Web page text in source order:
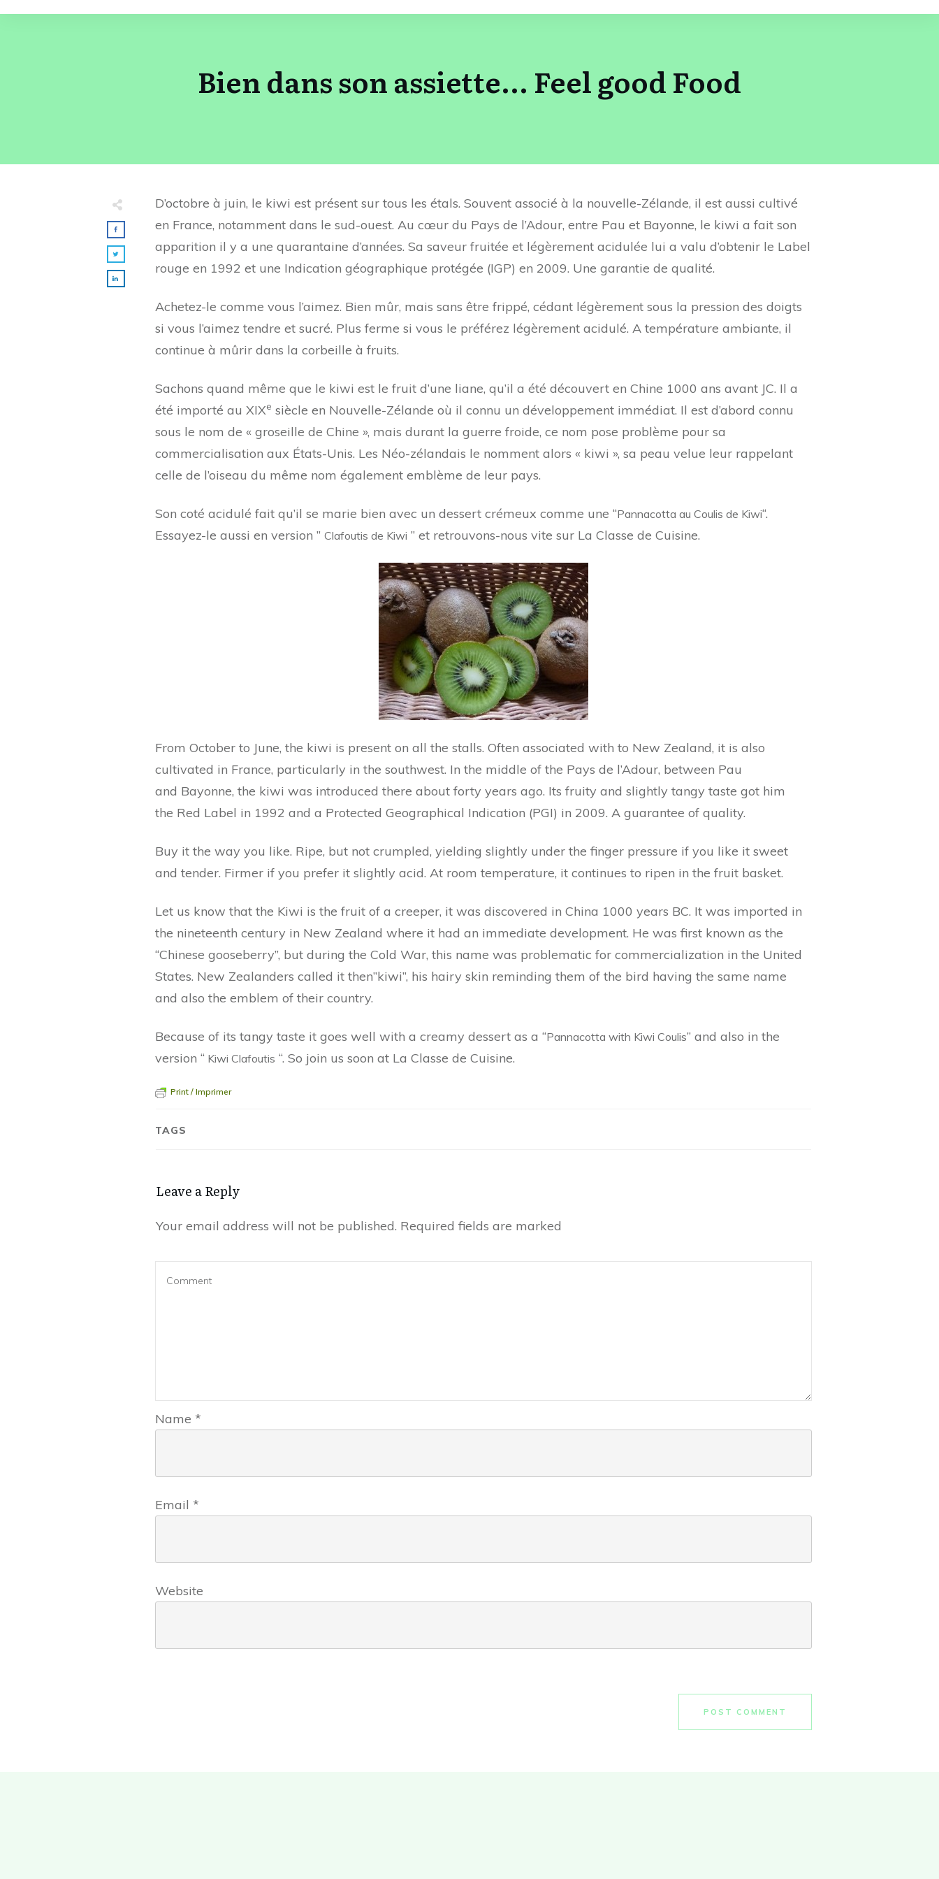
Bien dans son assiette... Feel good Food
D’octobre à juin, le kiwi est présent sur tous les étals. Souvent associé à la nouvelle-Zélande, il est aussi cultivé
en France, notamment dans le sud-ouest. Au cœur du Pays de l’Adour, entre Pau et Bayonne, le kiwi a fait son
apparition il y a une quarantaine d’années. Sa saveur fruitée et légèrement acidulée lui a valu d’obtenir le Label
rouge en 1992 et une Indication géographique protégée (IGP) en 2009. Une garantie de qualité.
Achetez-le comme vous l’aimez. Bien mûr, mais sans être frippé, cédant légèrement sous la pression des doigts
si vous l’aimez tendre et sucré. Plus ferme si vous le préférez légèrement acidulé. A température ambiante, il
continue à mûrir dans la corbeille à fruits.
Sachons quand même que le kiwi est le fruit d’une liane, qu’il a été découvert en Chine 1000 ans avant JC. Il a
été importé au XIXe siècle en Nouvelle-Zélande où il connu un développement immédiat. Il est d’abord connu
sous le nom de « groseille de Chine », mais durant la guerre froide, ce nom pose problème pour sa
commercialisation aux États-Unis. Les Néo-zélandais le nomment alors « kiwi », sa peau velue leur rappelant
celle de l’oiseau du même nom également emblème de leur pays.
Son coté acidulé fait qu’il se marie bien avec un dessert crémeux comme une “Pannacotta au Coulis de Kiwi“.
Essayez-le aussi en version ” Clafoutis de Kiwi ” et retrouvons-nous vite sur La Classe de Cuisine.
From October to June, the kiwi is present on all the stalls. Often associated with to New Zealand, it is also
cultivated in France, particularly in the southwest. In the middle of the Pays de l’Adour, between Pau
and Bayonne, the kiwi was introduced there about forty years ago. Its fruity and slightly tangy taste got him
the Red Label in 1992 and a Protected Geographical Indication (PGI) in 2009. A guarantee of quality.
Buy it the way you like. Ripe, but not crumpled, yielding slightly under the finger pressure if you like it sweet
and tender. Firmer if you prefer it slightly acid. At room temperature, it continues to ripen in the fruit basket.
Let us know that the Kiwi is the fruit of a creeper, it was discovered in China 1000 years BC. It was imported in
the nineteenth century in New Zealand where it had an immediate development. He was first known as the
“Chinese gooseberry”, but during the Cold War, this name was problematic for commercialization in the United
States. New Zealanders called it then”kiwi”, his hairy skin reminding them of the bird having the same name
and also the emblem of their country.
Because of its tangy taste it goes well with a creamy dessert as a “Pannacotta with Kiwi Coulis” and also in the
version “ Kiwi Clafoutis “. So join us soon at La Classe de Cuisine.
Print / Imprimer
TAGS
Leave a Reply
Your email address will not be published. Required fields are marked
Name *
Email *
Website
POST COMMENT